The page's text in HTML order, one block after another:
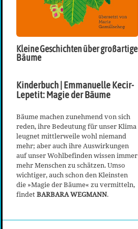
Kleine Geschichten über großartige
Bäume
Kinderbuch | Emmanuelle Kecir-
Lepetit: Magie der Bäume
Bäume machen zunehmend von sich
reden, ihre Bedeutung für unser Klima
leugnet mittlerweile wohl niemand
mehr; aber auch ihre Auswirkungen
auf unser Wohlbefinden wissen immer
mehr Menschen zu schätzen. Umso
wichtiger, auch schon den Kleinsten
die »Magie der Bäume« zu vermitteln,
findetBARBARA WEGMANN.